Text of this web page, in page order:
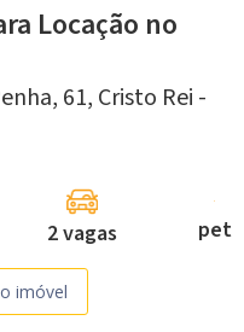
Locação no
61, Cristo Rei -
2 vagas pet
imóvel